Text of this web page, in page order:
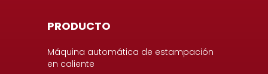
PRODUCTO
Máquina automática de estampación
en caliente